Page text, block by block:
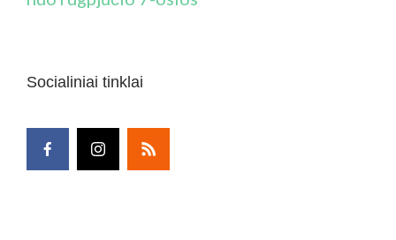
Socialiniai tinklai